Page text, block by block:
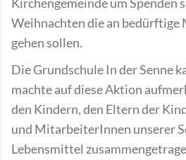
Weihnachten die an bedürftige
gehen sollen.
Die Grundschule In der Senne
machte auf diese Aktion
den Kindern, den Eltern der
und MitarbeiterInnen unserer
Lebensmittel